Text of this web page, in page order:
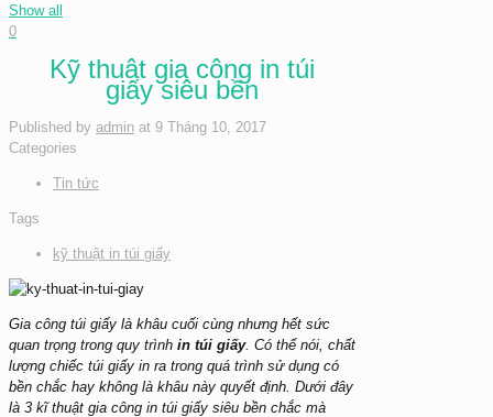
Show all
0
Kỹ thuật gia công in túi
giấy siêu bền
Published by admin at 9 Tháng 10, 2017
Categories
Tin tức
Tags
kỹ thuật in túi giấy
Gia công túi giấy là khâu cuối cùng nhưng hết sức
quan trọng trong quy trình in túi giấy. Có thể nói, chất
lượng chiếc túi giấy in ra trong quá trình sử dụng có
bền chắc hay không là khâu này quyết định. Dưới đây
là 3 kĩ thuật gia công in túi giấy siêu bền chắc mà